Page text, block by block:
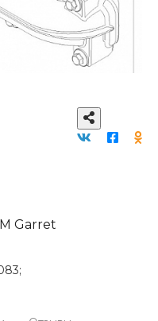
Garret